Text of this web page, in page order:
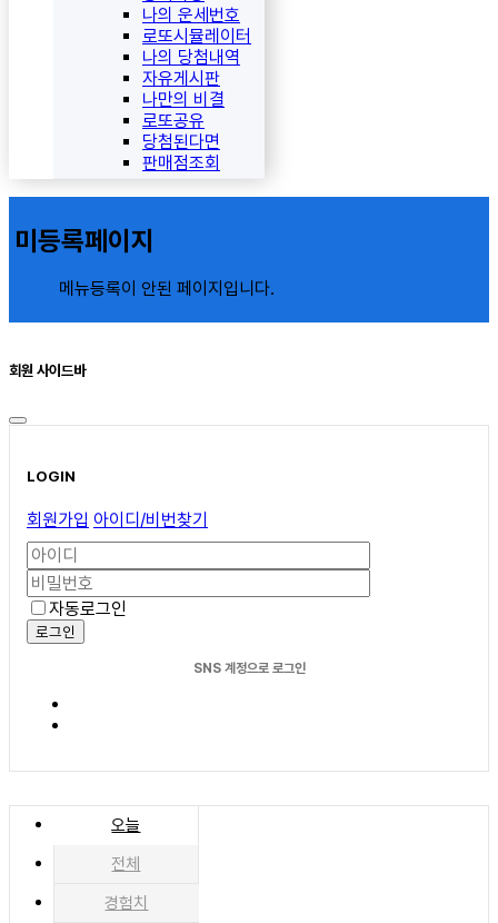
나의 운세번호
로또시뮬레이터
나의 당첨내역
자유게시판
나만의 비결
로또공유
당첨된다면
판매점조회
미등록페이지
메뉴등록이 안된 페이지입니다.
회원 사이드바
LOGIN
회원가입 아이디/비번찾기
자동로그인
로그인
SNS 계정으로 로그인
오늘
전체
경험치